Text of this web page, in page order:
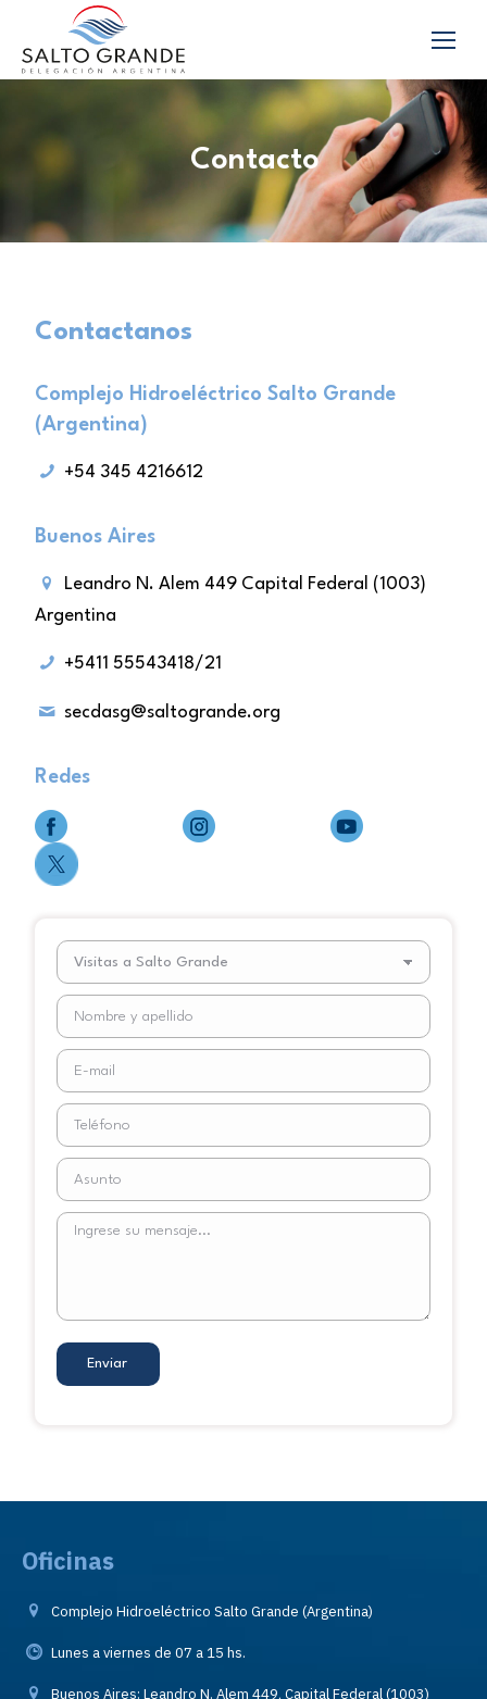
Contacto
Contactanos
Complejo Hidroeléctrico Salto Grande
(Argentina)
+54 345 4216612
Buenos Aires
Leandro N. Alem 449 Capital Federal (1003)
Argentina
+5411 55543418/21
secdasg@saltogrande.org
Redes
Oficinas
Complejo Hidroeléctrico Salto Grande (Argentina)
Lunes a viernes de 07 a 15 hs.
Buenos Aires: Leandro N. Alem 449, Capital Federal (1003)